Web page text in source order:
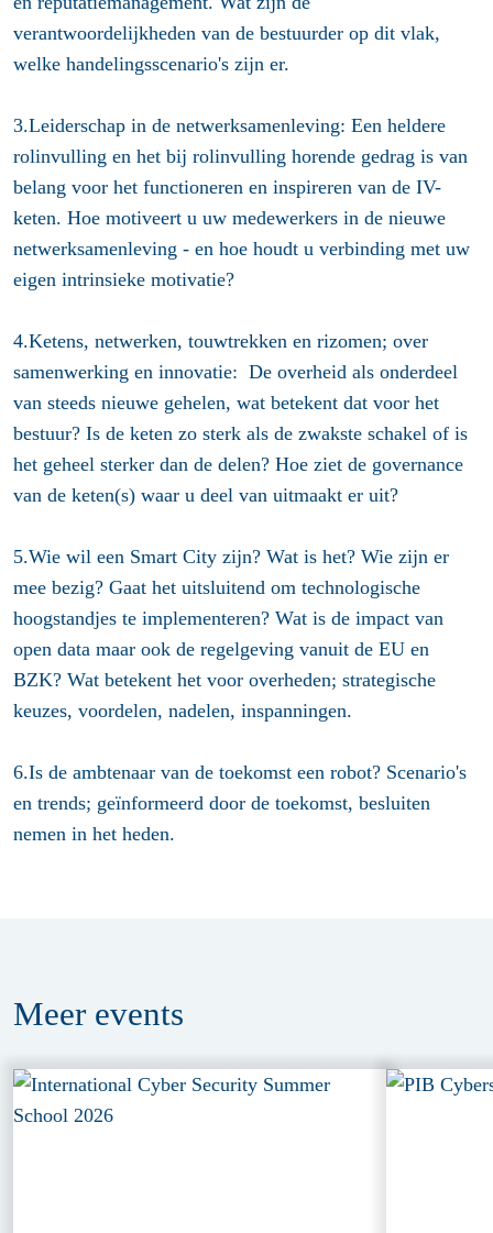
verantwoordelijkheden van de bestuurder op dit vlak,
welke handelingsscenario's zijn er.
3.Leiderschap in de netwerksamenleving: Een heldere
rolinvulling en het bij rolinvulling horende gedrag is van
belang voor het functioneren en inspireren van de IV-
keten. Hoe motiveert u uw medewerkers in de nieuwe
netwerksamenleving - en hoe houdt u verbinding met uw
eigen intrinsieke motivatie?
4.Ketens, netwerken, touwtrekken en rizomen; over
samenwerking en innovatie: De overheid als onderdeel
van steeds nieuwe gehelen, wat betekent dat voor het
bestuur? Is de keten zo sterk als de zwakste schakel of is
het geheel sterker dan de delen? Hoe ziet de governance
van de keten(s) waar u deel van uitmaakt er uit?
5.Wie wil een Smart City zijn? Wat is het? Wie zijn er
mee bezig? Gaat het uitsluitend om technologische
hoogstandjes te implementeren? Wat is de impact van
open data maar ook de regelgeving vanuit de EU en
BZK? Wat betekent het voor overheden; strategische
keuzes, voordelen, nadelen, inspanningen.
6.Is de ambtenaar van de toekomst een robot? Scenario's
en trends; geïnformeerd door de toekomst, besluiten
nemen in het heden.
Meer events